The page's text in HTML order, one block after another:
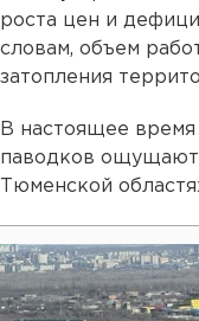
роста цен и
словам, объем
затопления
В настоящее время
паводков
Тюменской